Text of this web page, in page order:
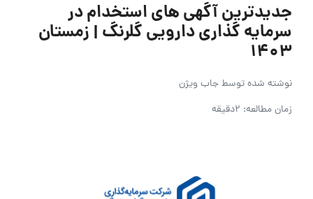
جدیدترین آگهی های استخدام در
سرمایه گذاری دارویی گلرنگ | زمستان
۱۴۰۳
نوشته شده توسطجاب ویژن
زمان مطالعه: 2دقیقه